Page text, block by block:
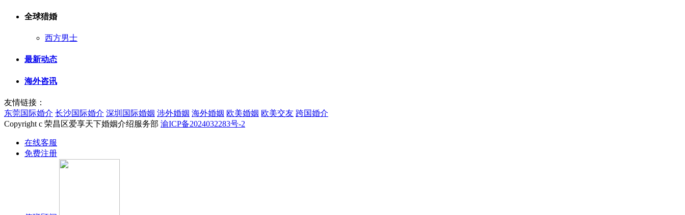
全球猎婚
西方男士
最新动态
海外咨讯
友情链接：
东莞国际婚介 长沙国际婚介 深圳国际婚姻 涉外婚姻 海外婚姻 欧美婚姻 欧美交友 跨国婚介
Copyright c 荣昌区爱享天下婚姻介绍服务部 渝ICP备2024032283号-2
在线客服
免费注册